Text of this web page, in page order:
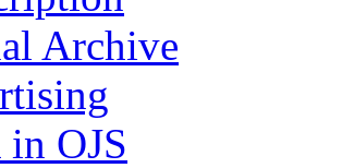
Archive
in OJS